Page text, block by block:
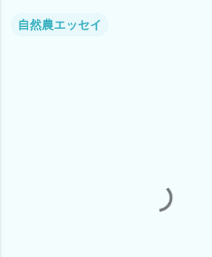
自然農エッセイ